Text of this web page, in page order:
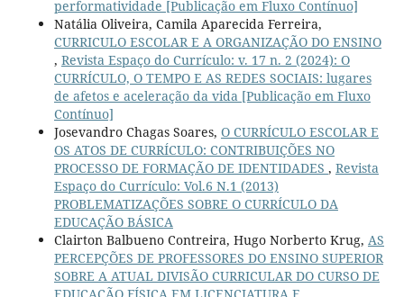
performatividade [Publicação em Fluxo Contínuo]
Natália Oliveira, Camila Aparecida Ferreira,
CURRICULO ESCOLAR E A ORGANIZAÇÃO DO ENSINO
, Revista Espaço do Currículo: v. 17 n. 2 (2024): O
CURRÍCULO, O TEMPO E AS REDES SOCIAIS: lugares
de afetos e aceleração da vida [Publicação em Fluxo
Contínuo]
Josevandro Chagas Soares, O CURRÍCULO ESCOLAR E
OS ATOS DE CURRÍCULO: CONTRIBUIÇÕES NO
PROCESSO DE FORMAÇÃO DE IDENTIDADES , Revista
Espaço do Currículo: Vol.6 N.1 (2013)
PROBLEMATIZAÇÕES SOBRE O CURRÍCULO DA
EDUCAÇÃO BÁSICA
Clairton Balbueno Contreira, Hugo Norberto Krug, AS
PERCEPÇÕES DE PROFESSORES DO ENSINO SUPERIOR
SOBRE A ATUAL DIVISÃO CURRICULAR DO CURSO DE